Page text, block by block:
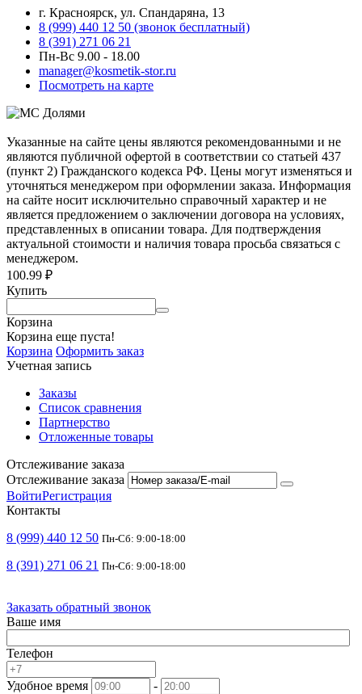
г. Красноярск, ул. Спандаряна, 13
8 (999) 440 12 50 (звонок бесплатный)
8 (391) 271 06 21
Пн-Вс 9.00 - 18.00
manager@kosmetik-stor.ru
Посмотреть на карте
Указанные на сайте цены являются рекомендованными и не
являются публичной офертой в соответствии со статьей 437
(пункт 2) Гражданского кодекса РФ. Цены могут изменяться и
уточняться менеджером при оформлении заказа. Информация
на сайте носит исключительно справочный характер и не
является предложением о заключении договора на условиях,
представленных в описании товара. Для подтверждения
актуальной стоимости и наличия товара просьба связаться с
менеджером.
100.99 ₽
Купить
Корзина
Корзина еще пуста!
Корзина Оформить заказ
Учетная запись
Заказы
Список сравнения
Партнерство
Отложенные товары
Отслеживание заказа
Отслеживание заказа
ВойтиРегистрация
Контакты
8 (999) 440 12 50 Пн-Сб: 9:00-18:00
8 (391) 271 06 21 Пн-Сб: 9:00-18:00
Заказать обратный звонок
Ваше имя
Телефон
Удобное время
-